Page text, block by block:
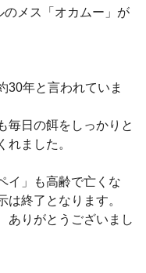
メス「オカムー」が
30年と言われていま
毎日の餌をしっかりと
れました。
イ」も高齢で亡くな
は終了となります。
ありがとうございまし